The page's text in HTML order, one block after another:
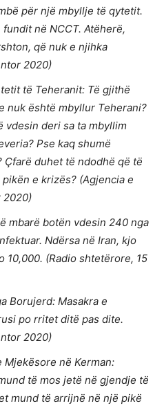
për një mbyllje të qytetit.
në NCCT. Atëherë,
që nuk e njihka
2020)
të Teheranit: Të gjithë
nuk është mbyllur Teherani?
vdesin deri sa ta mbyllim
Pse kaq shumë
Çfarë duhet të ndodhë që të
e krizës? (Agjencia e
2020)
mbarë botën vdesin 240 nga
Ndërsa në Iran, kjo
10,000. (Radio shtetërore, 15
Borujerd: Masakra e
po rritet ditë pas dite.
2020)
në Kerman:
të mos jetë në gjendje të
mund të arrijnë në një pikë